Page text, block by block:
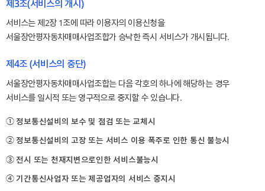
제3조(서비스의 개시)
서비스는 제2장 1조에 따라 이용자의 이용신청을
서울장안평자동차매매사업조합가 승낙한 즉시 서비스가 개시됩니다.
제4조 (서비스의 중단)
서울장안평자동차매매사업조합는 다음 각호의 하나에 해당하는 경우
서비스를 일시적 또는 영구적으로 중지할 수 있습니다.
① 정보통신설비의 보수 및 점검 또는 교체시
② 정보통신설비의 고장 또는 서비스 이용 폭주로 인한 통신 불능시
③ 전시 또는 천재지변으로인한 서비스불능시
④ 기간통신사업자 또는 제공업자의 서비스 중지시